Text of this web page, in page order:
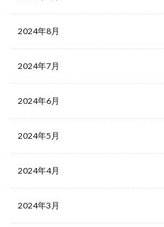
2024年8月
2024年7月
2024年6月
2024年5月
2024年4月
2024年3月